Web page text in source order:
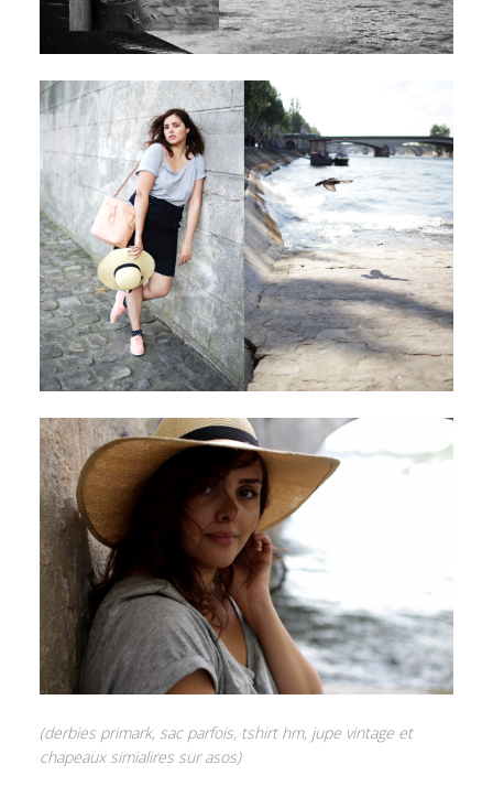
(derbies primark, sac parfois, tshirt hm, jupe vintage et
chapeaux simialires sur asos)